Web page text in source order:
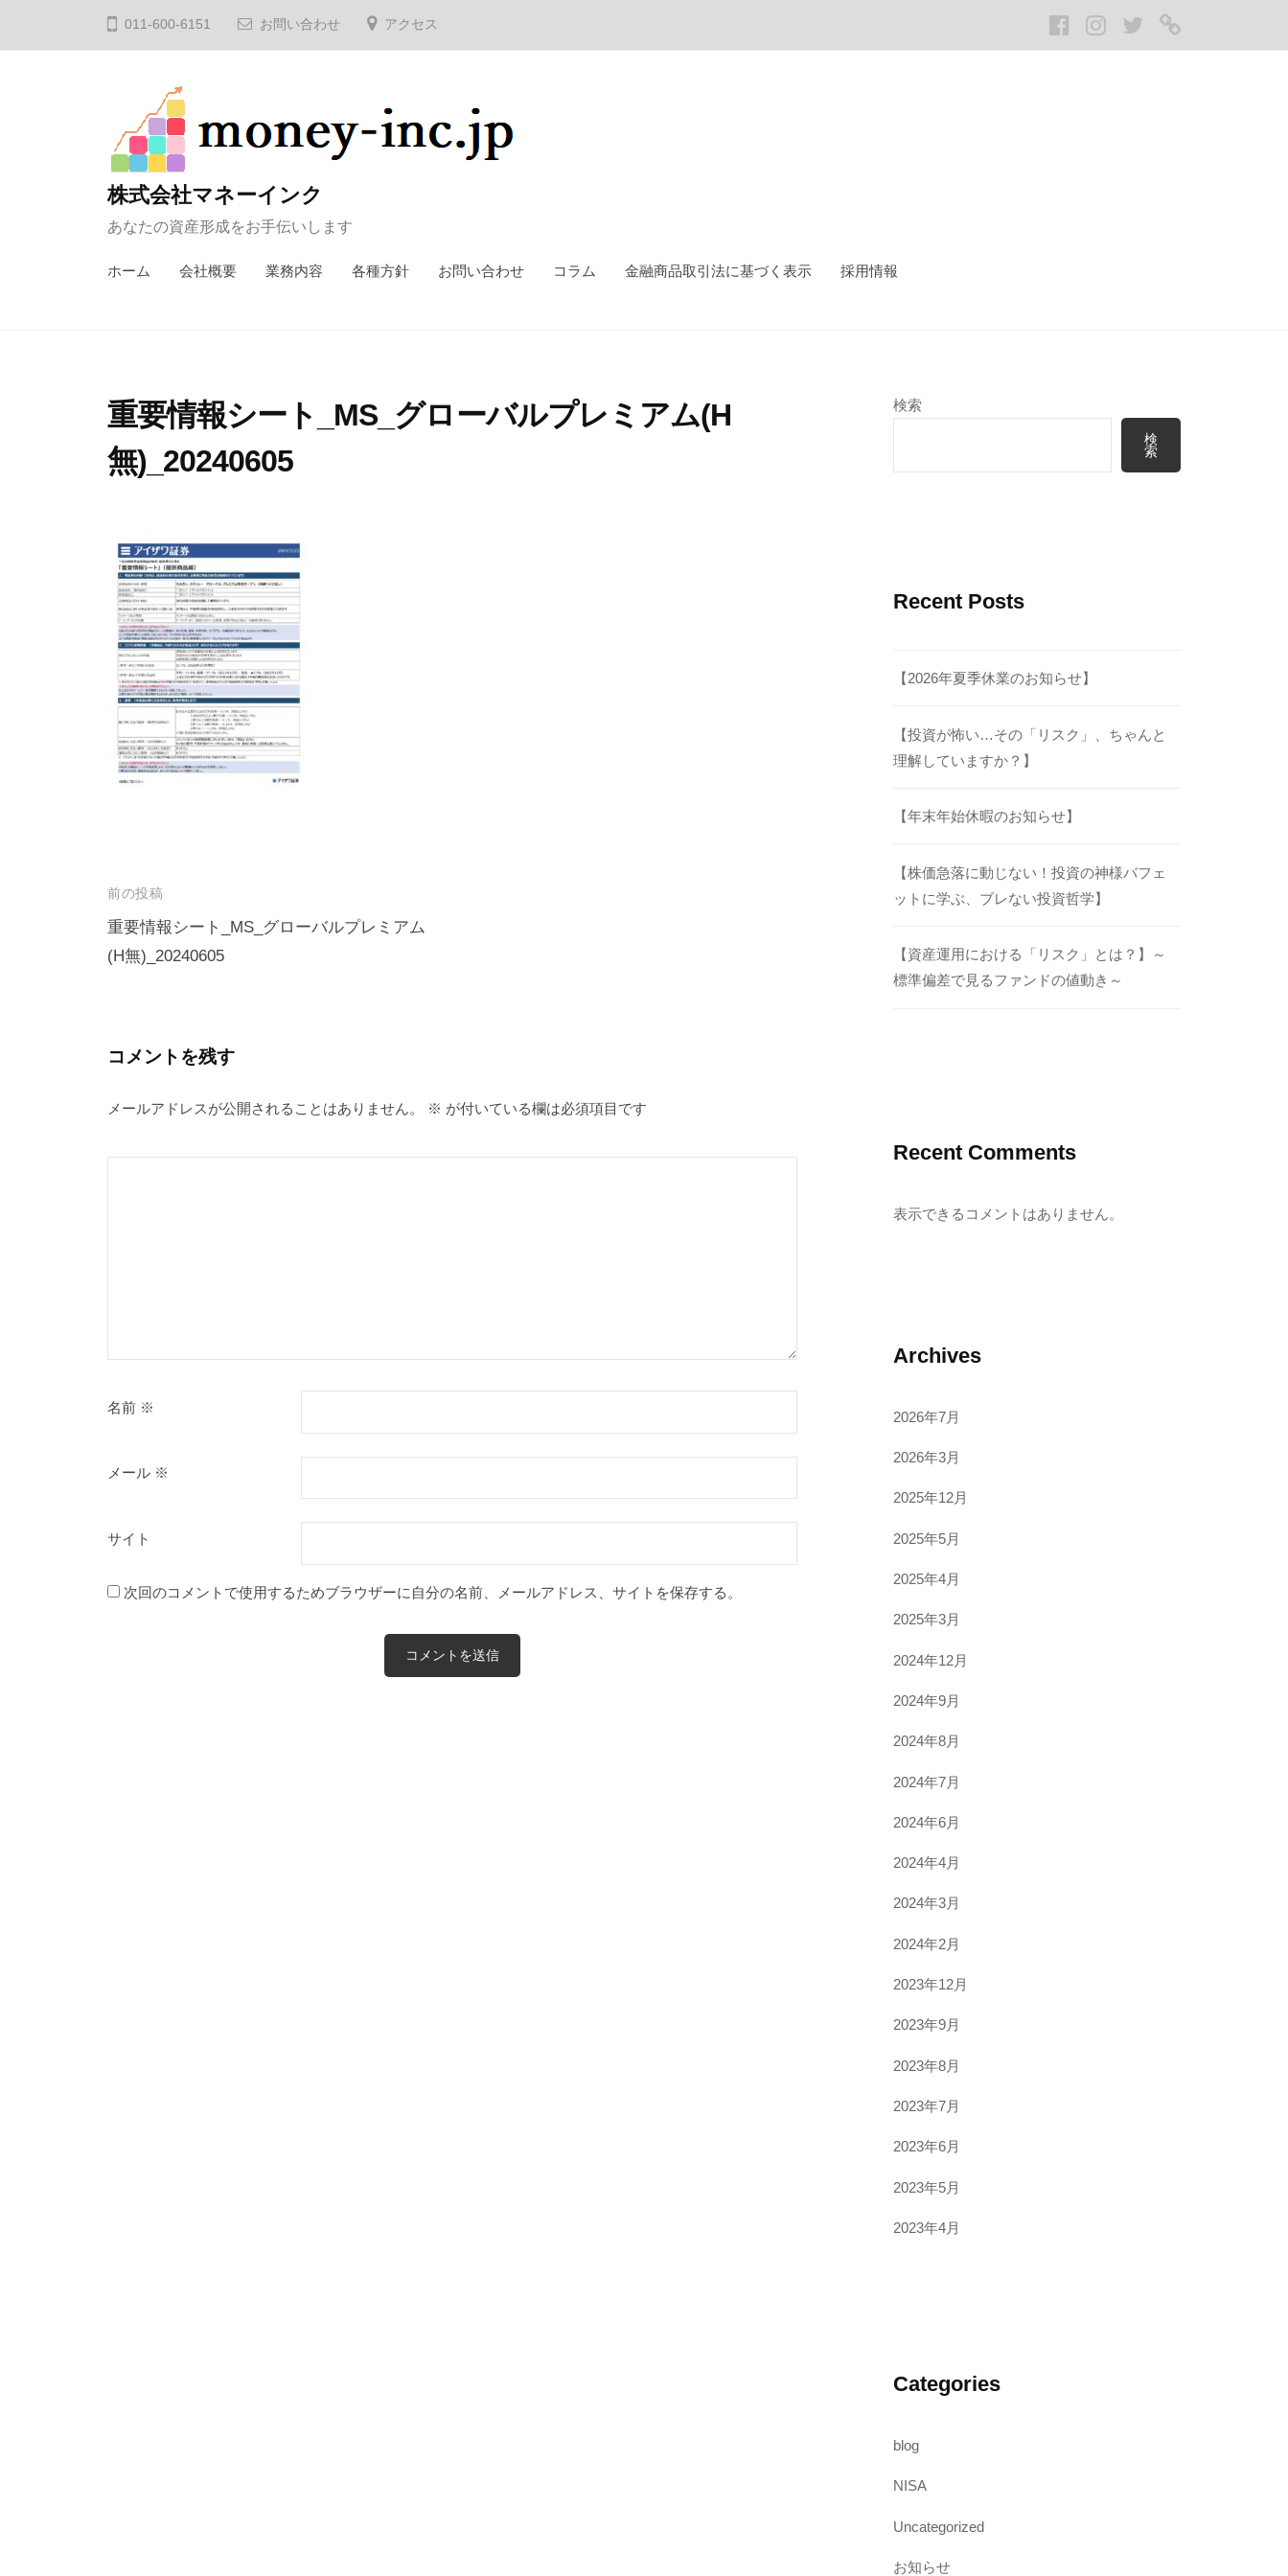
011-600-6151 お問い合わせ アクセス Facebook
Instagram
twitterLINE
株式会社マネーインク
あなたの資産形成をお手伝いします
ホーム 会社概要 業務内容 各種方針 お問い合わせ コラム 金融商品取引法に基づく表示 採用情報
重要情報シート_MS_グローバルプレミアム(H
無)_20240605
投
稿
ナ
ー
ョ
前の投稿
重要情報シート_MS_グローバルプレミアム
(H無)_20240605
コメントを残す
メールアドレスが公開されることはありません。 ※ が付いている欄は必須項目です
名前 ※
メール ※
サイト
次回のコメントで使用するためブラウザーに自分の名前、メールアドレス、サイトを保存する。
検索
検
索
Recent Posts
【2026年夏季休業のお知らせ】
【投資が怖い…その「リスク」、ちゃんと
理解していますか？】
【年末年始休暇のお知らせ】
【株価急落に動じない！投資の神様バフェ
ットに学ぶ、ブレない投資哲学】
【資産運用における「リスク」とは？】～
標準偏差で見るファンドの値動き～
Recent Comments
表示できるコメントはありません。
Archives
2026年7月
2026年3月
2025年12月
2025年5月
2025年4月
2025年3月
2024年12月
2024年9月
2024年8月
2024年7月
2024年6月
2024年4月
2024年3月
2024年2月
2023年12月
2023年9月
2023年8月
2023年7月
2023年6月
2023年5月
2023年4月
Categories
blog
NISA
Uncategorized
お知らせ